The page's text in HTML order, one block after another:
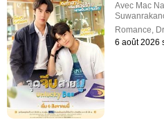
Avec Mac
Romance,
6 août 2026